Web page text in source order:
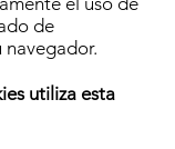
de
navegador.
utiliza esta